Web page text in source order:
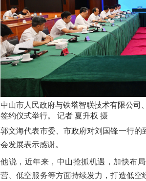
中山市人民政府与铁塔智联技术有限公
签约仪式举行。 记者 夏升权 摄
郭文海代表市委、市政府对刘国锋一行
会发展表示感谢。
他说，近年来，中山抢抓机遇，加快布
营、低空服务等方面持续发力，打造低